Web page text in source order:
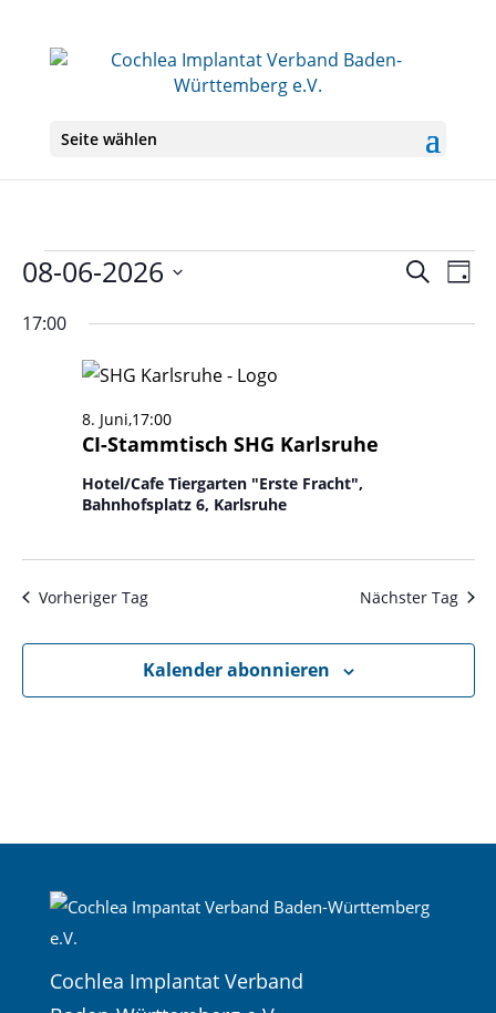
Seite wählen
Veranstaltungen
8.
und
SucheTag
08-06-2026
wählen.
17:00
CI-Stammtisch SHG Karlsruhe
8. Juni,17:00
Hotel/Cafe Tiergarten "Erste Fracht",
Bahnhofsplatz 6, Karlsruhe
Vorheriger Tag Nächster Tag
Kalender abonnieren
Cochlea Implantat Verband